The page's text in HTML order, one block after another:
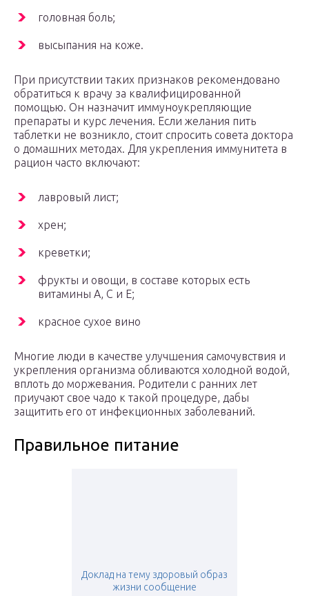
головная боль;
высыпания на коже.
При присутствии таких признаков рекомендовано
обратиться к врачу за квалифицированной
помощью. Он назначит иммуноукрепляющие
препараты и курс лечения. Если желания пить
таблетки не возникло, стоит спросить совета доктора
о домашних методах. Для укрепления иммунитета в
рацион часто включают:
лавровый лист;
хрен;
креветки;
фрукты и овощи, в составе которых есть
витамины А, С и Е;
красное сухое вино
Многие люди в качестве улучшения самочувствия и
укрепления организма обливаются холодной водой,
вплоть до моржевания. Родители с ранних лет
приучают свое чадо к такой процедуре, дабы
защитить его от инфекционных заболеваний.
Правильное питание
Доклад на тему здоровый образ
жизни сообщение